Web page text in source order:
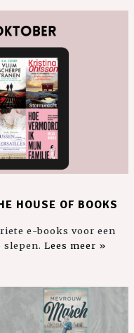
HOUSE OF BOOKS
e-books voor een
Lees meer »